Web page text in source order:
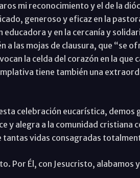
mi reconocimiento y el de la
generoso y eficaz en la
educadora y en la cercanía y
las mojas de clausura, que “se
la celda del corazón en la que
tiene también una
celebración eucarística, demos
y alegra a la comunidad cristiana
vidas consagradas
Por Él, con Jesucristo, alabamos